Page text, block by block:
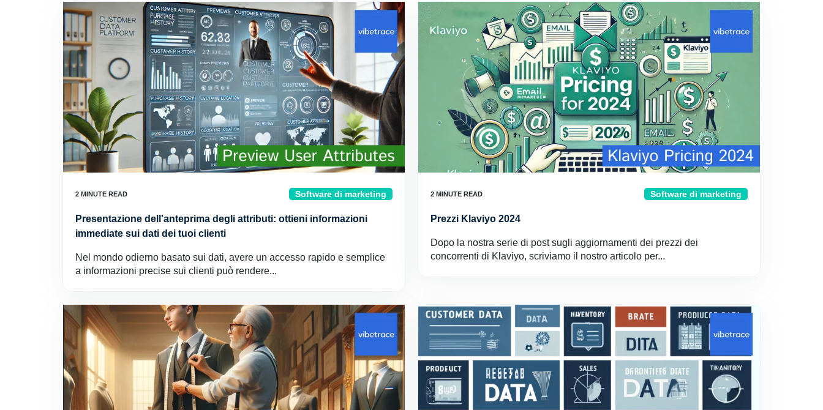
Software di marketing
Presentazione dell'anteprima degli attributi: ottieni informazioni
immediate sui dati dei tuoi clienti
Nel mondo odierno basato sui dati, avere un accesso rapido e semplice
a informazioni precise sui clienti può rendere...
Software di marketing
Prezzi Klaviyo 2024
Dopo la nostra serie di post sugli aggiornamenti dei prezzi dei
concorrenti di Klaviyo, scriviamo il nostro articolo per...